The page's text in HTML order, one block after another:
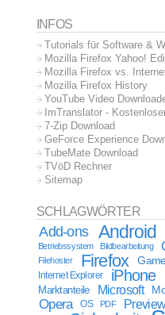
INFOS
Tutorials für Software &
Mozilla Firefox Yahoo!
Mozilla Firefox vs.
Mozilla Firefox History
YouTube Video
ImTranslator -
7-Zip Download
GeForce Experience
TubeMate Download
TVöD Rechner
Sitemap
SCHLAGWÖRTER
Add-ons Android
Betriebssystem
Bildbearbeitung
Filehoster Firefox
Internet Explorer iPhone
Marktanteile Microsoft
Opera OS PDF